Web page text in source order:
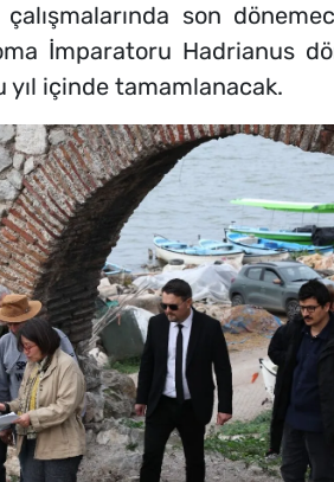
son
İmparatoru Hadrianus
içinde tamamlanacak.